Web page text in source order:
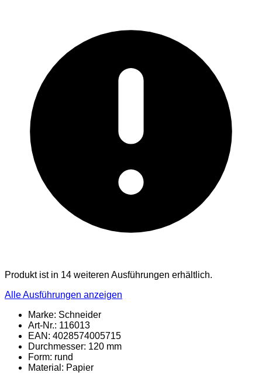
Produkt ist in 14 weiteren Ausführungen erhältlich.
Alle Ausführungen anzeigen
Marke: Schneider
Art-Nr.: 116013
EAN: 4028574005715
Durchmesser: 120 mm
Form: rund
Material : Papier